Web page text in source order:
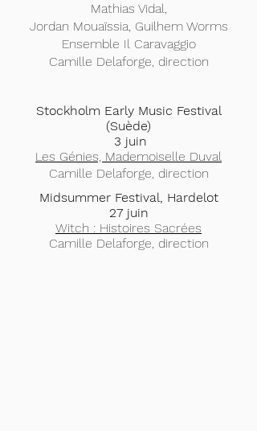
Mathias Vidal,
Jordan Mouaïssia, Guilhem Worms
Ensemble Il Caravaggio
Camille Delaforge, direction
Stockholm Early Music Festival
(Suède)
3 juin
Les Génies, Mademoiselle Duval
Camille Delaforge, direction
Midsummer Festival, Hardelot
27 juin
Witch : Histoires Sacrées
Camille Delaforge, direction